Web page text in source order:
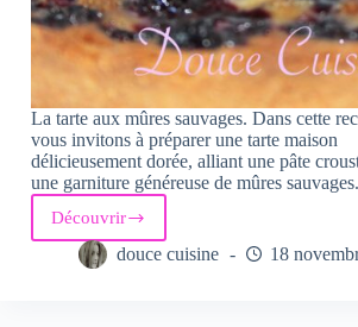
La tarte aux mûres sauvages. Dans cette
vous invitons à préparer une tarte maison
délicieusement dorée, alliant une pâte
une garniture généreuse de mûres sauvages.
Découvrir
Tarte
aux
Mures
douce cuisine 18